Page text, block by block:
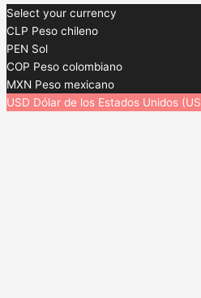
Select your currency
CLP Peso chileno
PEN Sol
COP Peso colombiano
MXN Peso mexicano
USD Dólar de los Estados Unidos